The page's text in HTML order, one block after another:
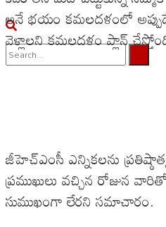
అనే భయం కమలదళంలో
వెళ్లాలని కమలదళం ప్లాన్
జీహెచ్ఎంసీ ఎన్నికలను
ప్రముఖులు వచ్చిన రోజున
సుముఖంగా లేరని సమాచారం.